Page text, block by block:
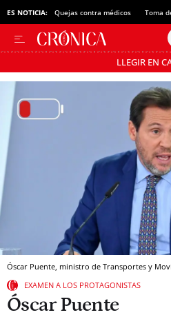
ES NOTICIA: Quejas contra médicos Toma
LLEGIR EN
Pásate al MODO
Óscar Puente, ministro de Transportes y
EXAMEN A LOS PROTAGONISTAS
Óscar Puente